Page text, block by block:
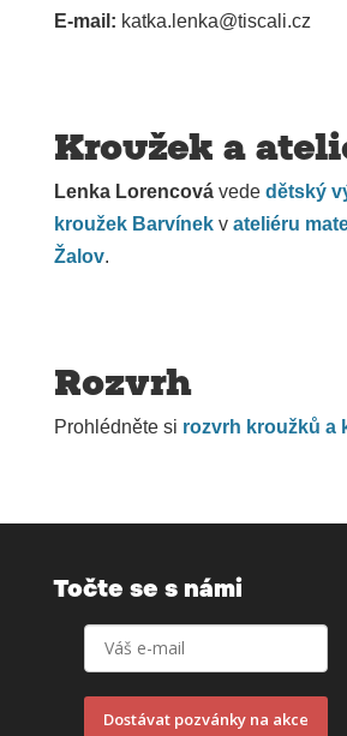
E-mail: katka.lenka@tis­cali.cz
Kroužek a
Lenka Lorencovávede dětský
kroužek Barvínekv ateliéru
Žalov.
Rozvrh
Prohlédněte si rozvrh kroužků a
Točte se s námi
Dostávat pozvánky na akce